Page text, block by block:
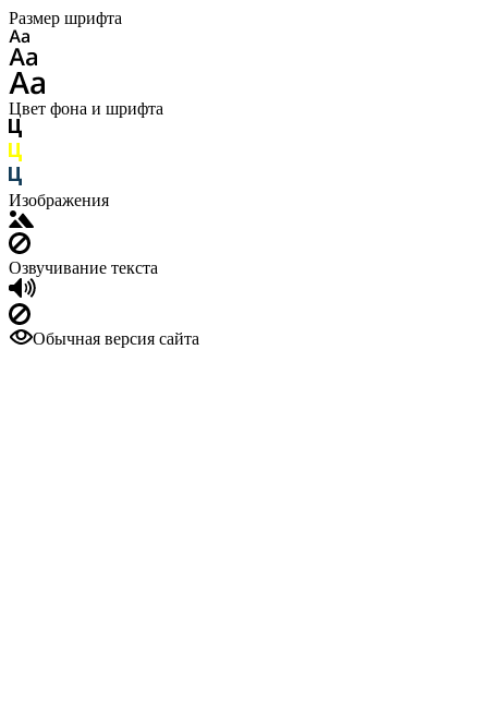
Размер шрифта
Цвет фона и шрифта
Изображения
Озвучивание текста
Обычная версия сайта